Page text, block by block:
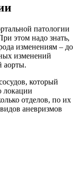
патологии
этом надо знать,
изменениям – до
изменений
аорты.
который
локации
отделов, по их
аневризмов